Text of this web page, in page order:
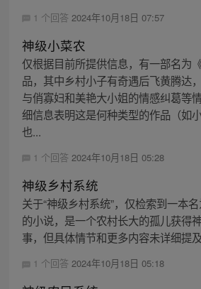
1 个回答 2024年10月18日 07:57
神级小菜农
仅根据目前所提供信息，有一部名为
品，其中乡村小子有奇遇后飞黄腾达
与俏寡妇和美艳大小姐的情感纠葛等
细信息表明这是何种类型的作品（如
也...
1 个回答 2024年10月18日 05:28
神级乡村系统
关于“神级乡村系统”，仅检索到一本
的小说，是一个农村长大的孤儿获得
事，但具体情节和更多内容未详细提及
1 个回答 2024年10月18日 05:18